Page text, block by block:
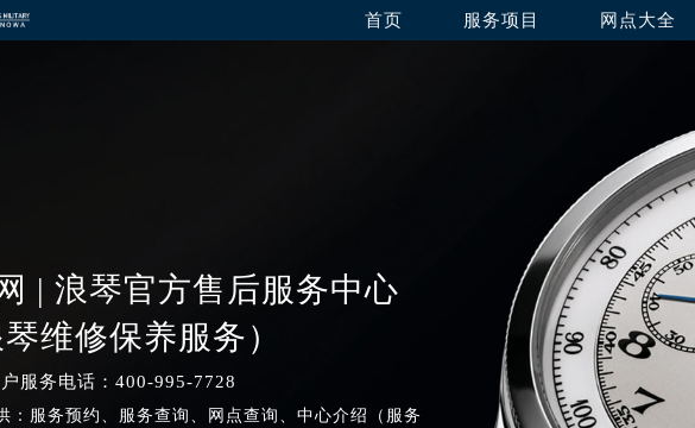
首页 服务项目 网点大全
| 浪琴官方售后服务中心
琴维修保养服务）
服务电话：400-995-7728
：服务预约、服务查询、网点查询、中心介绍（服务